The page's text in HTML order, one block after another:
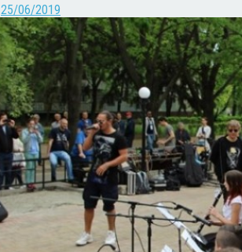
25/06/2019